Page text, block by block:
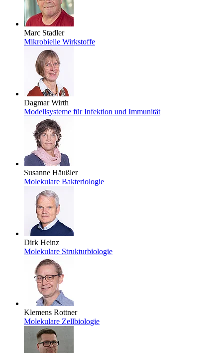
Marc Stadler
Mikrobielle Wirkstoffe
Dagmar Wirth
Modellsysteme für Infektion und Immunität
Susanne Häußler
Molekulare Bakteriologie
Dirk Heinz
Molekulare Strukturbiologie
Klemens Rottner
Molekulare Zellbiologie